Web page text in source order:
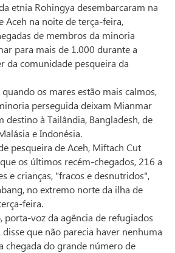
etnia Rohingya desembarcaram na
Aceh na noite de terça-feira,
de membros da minoria
para mais de 1.000 durante a
da comunidade pesqueira da
os mares estão mais calmos,
perseguida deixam Mianmar
destino à Tailândia, Bangladesh, de
e Indonésia.
pesqueira de Aceh, Miftach Cut
os últimos recém-chegados, 216 a
e crianças, "fracos e desnutridos",
no extremo norte da ilha de
feira.
porta-voz da agência de refugiados
que não parecia haver nenhuma
chegada do grande número de